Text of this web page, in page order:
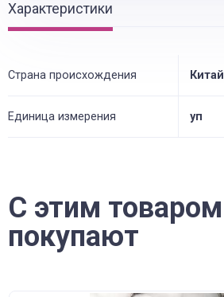
Характеристики
Страна происхождения Китай
Единица измерения уп
С этим товаром
покупают